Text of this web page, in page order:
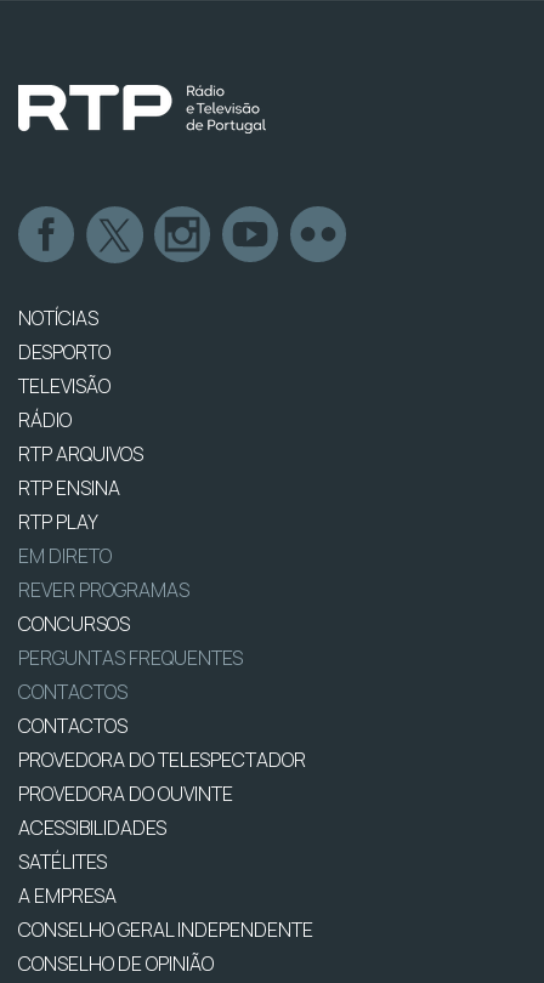
NOTÍCIAS
DESPORTO
TELEVISÃO
RÁDIO
RTP ARQUIVOS
RTP ENSINA
RTP PLAY
EM DIRETO
REVER PROGRAMAS
CONCURSOS
PERGUNTAS FREQUENTES
CONTACTOS
CONTACTOS
PROVEDORA DO TELESPECTADOR
PROVEDORA DO OUVINTE
ACESSIBILIDADES
SATÉLITES
A EMPRESA
CONSELHO GERAL INDEPENDENTE
CONSELHO DE OPINIÃO